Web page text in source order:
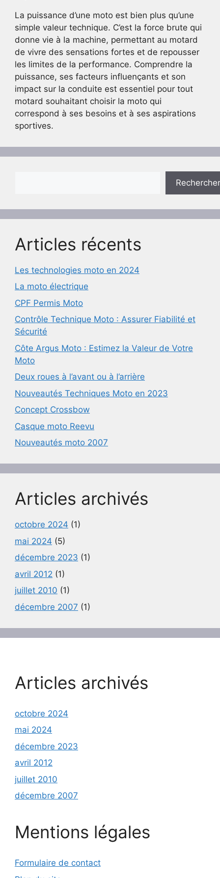
La puissance d’une moto est bien plus qu’une
simple valeur technique. C’est la force brute qui
donne vie à la machine, permettant au motard
de vivre des sensations fortes et de repousser
les limites de la performance. Comprendre la
puissance, ses facteurs influençants et son
impact sur la conduite est essentiel pour tout
motard souhaitant choisir la moto qui
correspond à ses besoins et à ses aspirations
sportives.
Rechercher
Articles récents
Les technologies moto en 2024
La moto électrique
CPF Permis Moto
Contrôle Technique Moto : Assurer Fiabilité et
Sécurité
Côte Argus Moto : Estimez la Valeur de Votre
Moto
Deux roues à l’avant ou à l’arrière
Nouveautés Techniques Moto en 2023
Concept Crossbow
Casque moto Reevu
Nouveautés moto 2007
Articles archivés
octobre 2024 (1)
mai 2024 (5)
décembre 2023 (1)
avril 2012 (1)
juillet 2010 (1)
décembre 2007 (1)
Articles archivés
octobre 2024
mai 2024
décembre 2023
avril 2012
juillet 2010
décembre 2007
Mentions légales
Formulaire de contact